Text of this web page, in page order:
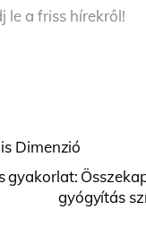
le a friss hírekről!
Dimenzió
gyakorlat:
gyógyítás